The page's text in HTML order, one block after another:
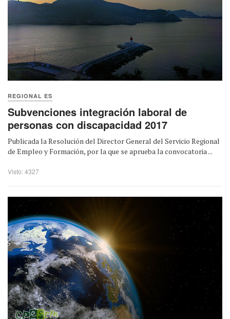
REGIONAL ES
Subvenciones integración laboral de
personas con discapacidad 2017
Publicada la Resolución del Director General del Servicio Regional
de Empleo y Formación, por la que se aprueba la convocatoria ...
Visto: 4327